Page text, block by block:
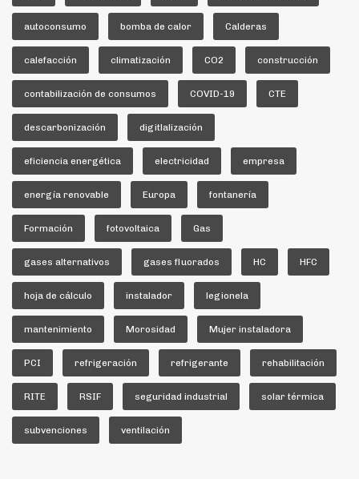
autoconsumo bomba de calor Calderas
calefacción climatización CO2 construcción
contabilización de consumos COVID-19 CTE
descarbonización digitlalización
eficiencia energética electricidad empresa
energía renovable Europa fontanería
Formación fotovoltaica Gas
gases alternativos gases fluorados HC HFC
hoja de cálculo instalador legionela
mantenimiento Morosidad Mujer instaladora
PCI refrigeración refrigerante rehabilitación
RITE RSIF seguridad industrial solar térmica
subvenciones ventilación